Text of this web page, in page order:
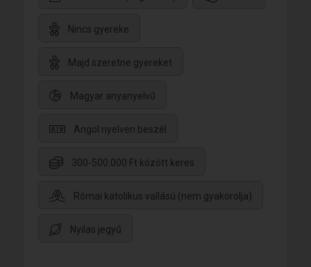
Nincs gyereke
Majd szeretne gyereket
Magyar anyanyelvű
Angol nyelven beszél
300-500.000 Ft között keres
Római katolikus vallású (nem gyakorolja)
Nyilas jegyű